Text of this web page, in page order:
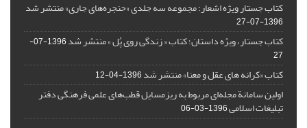
کتاب جستار ویژه اشعار؛ مجموعه سه جلدی «حنجره‌های جاری» منتشر شد
1396-07-27
کتاب جستار، ویژه داستان؛ کتاب « زندگی روی پُل » منتشر شد
1396-07-
27
کتاب «کرانه های عقل و معنا» منتشر شد1396-04-12
اولین سامانة مجله‌ای مربوط به ریزمسایل‌ قطب‌های علمی فرهنگی دفتر
تبلیغات اسلامی1396-03-06